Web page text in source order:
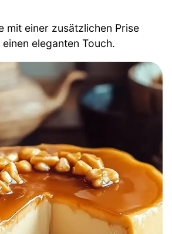
mit einer zusätzlichen Prise
eleganten Touch.